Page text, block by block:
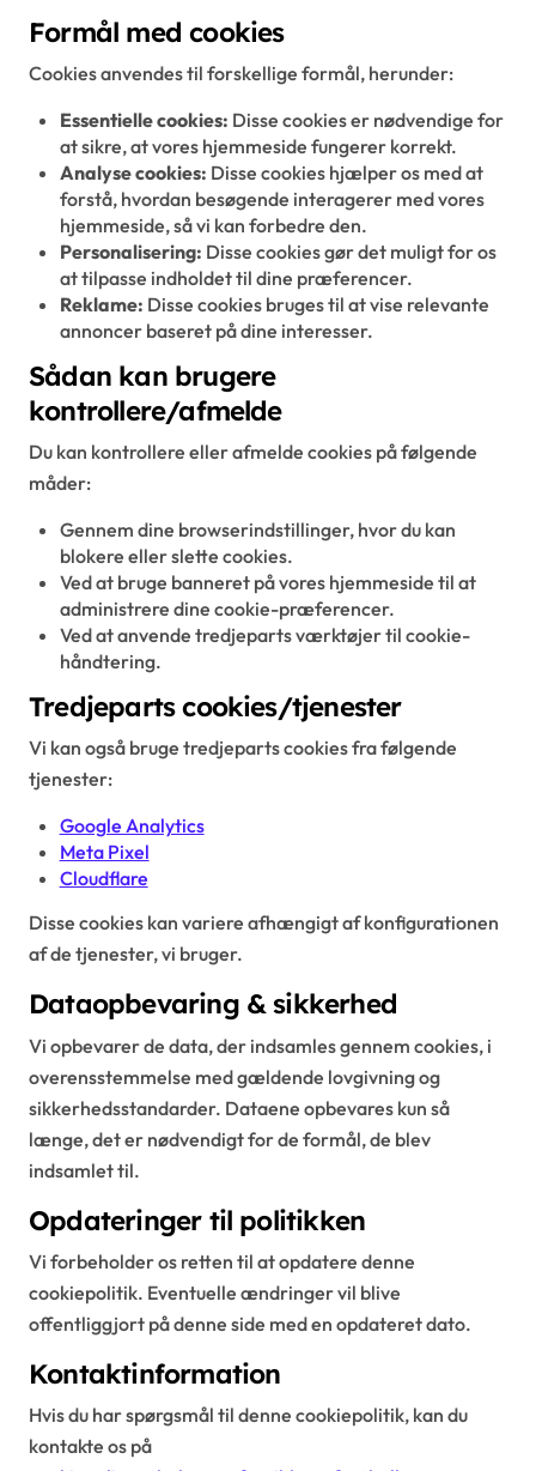
Formål med cookies
Cookies anvendes til forskellige formål, herunder:
Essentielle cookies: Disse cookies er nødvendige for
at sikre, at vores hjemmeside fungerer korrekt.
Analyse cookies: Disse cookies hjælper os med at
forstå, hvordan besøgende interagerer med vores
hjemmeside, så vi kan forbedre den.
Personalisering: Disse cookies gør det muligt for os
at tilpasse indholdet til dine præferencer.
Reklame: Disse cookies bruges til at vise relevante
annoncer baseret på dine interesser.
Sådan kan brugere
kontrollere/afmelde
Du kan kontrollere eller afmelde cookies på følgende
måder:
Gennem dine browserindstillinger, hvor du kan
blokere eller slette cookies.
Ved at bruge banneret på vores hjemmeside til at
administrere dine cookie-præferencer.
Ved at anvende tredjeparts værktøjer til cookie-
håndtering.
Tredjeparts cookies/tjenester
Vi kan også bruge tredjeparts cookies fra følgende
tjenester:
Google Analytics
Meta Pixel
Cloudflare
Disse cookies kan variere afhængigt af konfigurationen
af de tjenester, vi bruger.
Dataopbevaring & sikkerhed
Vi opbevarer de data, der indsamles gennem cookies, i
overensstemmelse med gældende lovgivning og
sikkerhedsstandarder. Dataene opbevares kun så
længe, det er nødvendigt for de formål, de blev
indsamlet til.
Opdateringer til politikken
Vi forbeholder os retten til at opdatere denne
cookiepolitik. Eventuelle ændringer vil blive
offentliggjort på denne side med en opdateret dato.
Kontaktinformation
Hvis du har spørgsmål til denne cookiepolitik, kan du
kontakte os på